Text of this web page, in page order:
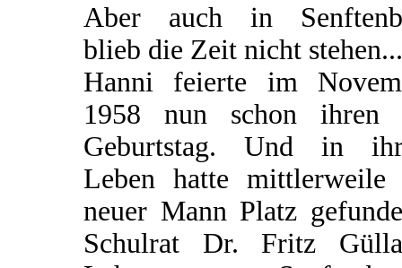
Aber auch in
blieb die Zeit nicht stehen...
Hanni feierte im
1958 nun schon ihren
Geburtstag. Und in
Leben hatte mittlerweile
neuer Mann Platz
Schulrat Dr. Fritz